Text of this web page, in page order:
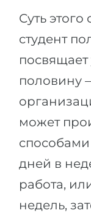
Суть этого
студент
посвящает
половину
может
дней в
работа,
недель,